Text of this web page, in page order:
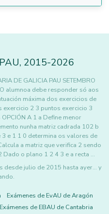
, 2015-2026
DE GALICIA PAU SETEMBRO
alumnoa debe responder só aos
máxima dos exercicios de
exercicio 2 3 puntos exercicio 3
A 1 a Define menor
nunha matriz cadrada 102 b
e 1 1 0 determina os valores de
a matriz que verifica 2 sendo
Dado o plano 1 2 4 3 e a recta …
desde julio de 2015 hasta ayer... y
Exámenes de EvAU de Aragón
Exámenes de EBAU de Cantabria